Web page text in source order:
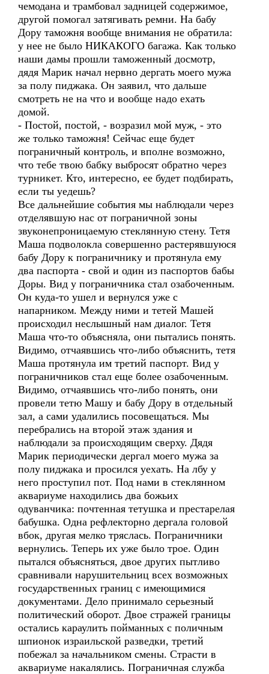
чемодана и трамбовал задницей содержимое,
другой помогал затягивать ремни. На бабу
Дору таможня вообще внимания не обратила:
у нее не было НИКАКОГО багажа. Как только
наши дамы прошли таможенный досмотр,
дядя Марик начал нервно дергать моего мужа
за полу пиджака. Он заявил, что дальше
смотреть не на что и вообще надо ехать
домой.
- Постой, постой, - возразил мой муж, - это
же только таможня! Сейчас еще будет
пограничный контроль, и вполне возможно,
что тебе твою бабку выбросят обратно через
турникет. Кто, интересно, ее будет подбирать,
если ты уедешь?
Все дальнейшие события мы наблюдали через
отделявшую нас от пограничной зоны
звуконепроницаемую стеклянную стену. Тетя
Маша подволокла совершенно растерявшуюся
бабу Дору к пограничнику и протянула ему
два паспорта - свой и один из паспортов бабы
Доры. Вид у пограничника стал озабоченным.
Он куда-то ушел и вернулся уже с
напарником. Между ними и тетей Машей
происходил неслышный нам диалог. Тетя
Маша что-то объясняла, они пытались понять.
Видимо, отчаявшись что-либо объяснить, тетя
Маша протянула им третий паспорт. Вид у
пограничников стал еще более озабоченным.
Видимо, отчаявшись что-либо понять, они
провели тетю Машу и бабу Дору в отдельный
зал, а сами удалились посовещаться. Мы
перебрались на второй этаж здания и
наблюдали за происходящим сверху. Дядя
Марик периодически дергал моего мужа за
полу пиджака и просился уехать. На лбу у
него проступил пот. Под нами в стеклянном
аквариуме находились два божьих
одуванчика: почтенная тетушка и престарелая
бабушка. Одна рефлекторно дергала головой
вбок, другая мелко тряслась. Пограничники
вернулись. Теперь их уже было трое. Один
пытался объясняться, двое других пытливо
сравнивали нарушительниц всех возможных
государственных границ с имеющимися
документами. Дело принимало серьезный
политический оборот. Двое стражей границы
остались караулить пойманных с поличным
шпионок израильской разведки, третий
побежал за начальником смены. Страсти в
аквариуме накалялись. Пограничная служба